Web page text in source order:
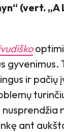
(vert. „A
gyvenimus.
ir pačių
ant